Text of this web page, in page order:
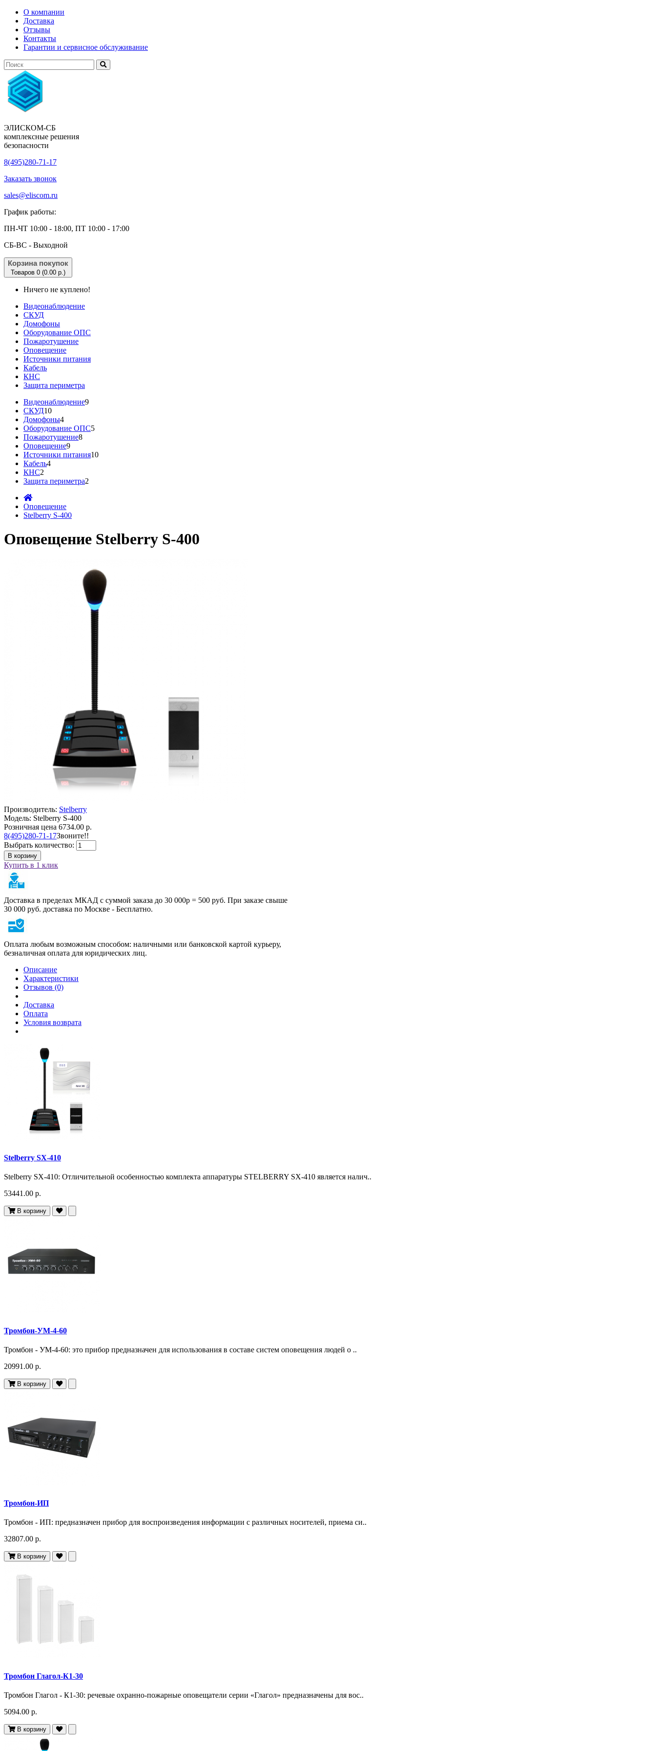
О компании
Доставка
Отзывы
Контакты
Гарантии и сервисное обслуживание
ЭЛИСКОМ-СБ
комплексные решения
безопасности
8(495)280-71-17
Заказать звонок
sales@eliscom.ru
График работы:
ПН-ЧТ 10:00 - 18:00, ПТ 10:00 - 17:00
CБ-ВС - Выходной
Корзина покупок
Товаров 0 (0.00 р.)
Ничего не куплено!
Видеонаблюдение
СКУД
Домофоны
Оборудование ОПС
Пожаротушение
Оповещение
Источники питания
Кабель
КНС
Защита периметра
Видеонаблюдение9
СКУД10
Домофоны4
Оборудование ОПС5
Пожаротушение8
Оповещение9
Источники питания10
Кабель4
КНС2
Защита периметра2
Оповещение
Stelberry S-400
Оповещение Stelberry S-400
Производитель: Stelberry
Модель: Stelberry S-400
Розничная цена 6734.00 р.
8(495)280-71-17Звоните!!
Выбрать количество:
В корзину
Купить в 1 клик
Доставка в пределах МКАД с суммой заказа до 30 000р = 500 руб. При заказе свыше
30 000 руб. доставка по Москве - Бесплатно.
Оплата любым возможным способом: наличными или банковской картой курьеру,
безналичная оплата для юридических лиц.
Описание
Характеристики
Отзывов (0)
Доставка
Оплата
Условия возврата
Stelberry SX-410
Stelberry SX-410: Отличительной особенностью комплекта аппаратуры STELBERRY SX-410 является налич..
53441.00 р.
В корзину
Тромбон-УМ-4-60
Тромбон - УМ-4-60: это прибор предназначен для использования в составе систем оповещения людей о ..
20991.00 р.
В корзину
Тромбон-ИП
Тромбон - ИП: предназначен прибор для воспроизведения информации с различных носителей, приема си..
32807.00 р.
В корзину
Тромбон Глагол-К1-30
Тромбон Глагол - К1-30: речевые охранно-пожарные оповещатели серии «Глагол» предназначены для вос..
5094.00 р.
В корзину